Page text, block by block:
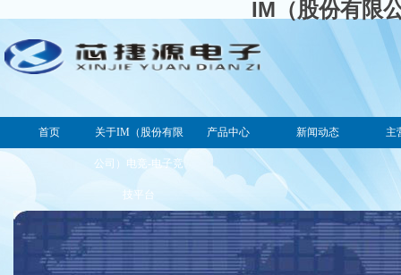
IM（股份有限
首页 关于IM（股份有限
公司）电竞-电子竞
技平台
产品中心 新闻动态 主